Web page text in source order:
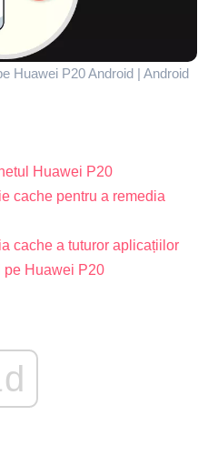
Huawei P20 Android | Android
Huawei P20
cache pentru a remedia
cache a tuturor aplicațiilor
pe Huawei P20